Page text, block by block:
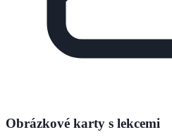
Obrázkové karty s lekcemi